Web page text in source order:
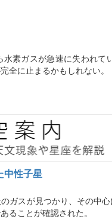
素ガスが急速に失われて
全に止まるかもしれない。
中性子星
ガスが見つかり、その中
ることが確認された。